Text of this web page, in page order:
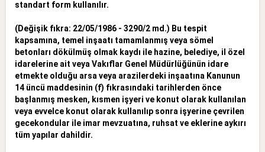
standart form kullanılır.
(Değişik fıkra: 22/05/1986 - 3290/2 md.) Bu tespit
kapsamına, temel inşaatı tamamlanmış veya sömel
betonları dökülmüş olmak kaydı ile hazine, belediye, il özel
idarelerine ait veya Vakıflar Genel
Müdürlüğünün idare
etmekte olduğu arsa veya arazilerdeki inşaatına Kanunun
14 üncü maddesinin (f) fıkrasındaki tarihlerden önce
başlanmış mesken, kısmen işyeri ve konut olarak kullanılan
veya evvelce konut olarak kullanılıp sonra işyerine çevrilen
gecekondular ile imar mevzuatına, ruhsat ve eklerine aykırı
tüm yapılar dahildir.